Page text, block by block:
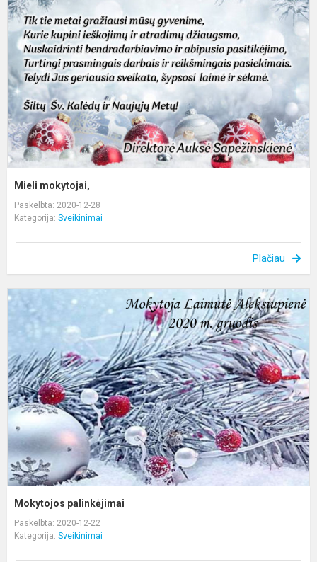
Mieli mokytojai,
Paskelbta: 2020-12-28
Kategorija: Sveikinimai
Plačiau
Mokytojos palinkėjimai
Paskelbta: 2020-12-22
Kategorija: Sveikinimai